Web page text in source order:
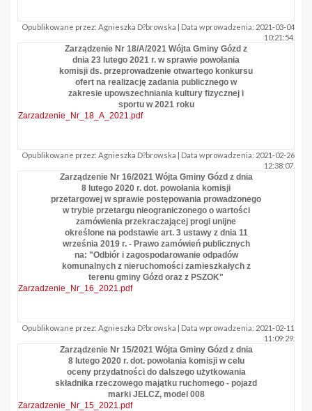
Opublikowane przez: Agnieszka D?browska | Data wprowadzenia: 2021-03-04
10:21:54.
Zarządzenie Nr 18/A/2021 Wójta Gminy Gózd z
dnia 23 lutego 2021 r. w sprawie powołania
komisji ds. przeprowadzenie otwartego konkursu
ofert na realizację zadania publicznego w
zakresie upowszechniania kultury fizycznej i
sportu w 2021 roku
Zarzadzenie_Nr_18_A_2021.pdf
Opublikowane przez: Agnieszka D?browska | Data wprowadzenia: 2021-02-26
12:38:07.
Zarządzenie Nr 16/2021 Wójta Gminy Gózd z dnia
8 lutego 2020 r. dot. powołania komisji
przetargowej w sprawie postępowania prowadzonego
w trybie przetargu nieograniczonego o wartości
zamówienia przekraczającej progi unijne
określone na podstawie art. 3 ustawy z dnia 11
września 2019 r. - Prawo zamówień publicznych
na: "Odbiór i zagospodarowanie odpadów
komunalnych z nieruchomości zamieszkałych z
terenu gminy Gózd oraz z PSZOK"
Zarzadzenie_Nr_16_2021.pdf
Opublikowane przez: Agnieszka D?browska | Data wprowadzenia: 2021-02-11
11:09:29.
Zarządzenie Nr 15/2021 Wójta Gminy Gózd z dnia
8 lutego 2020 r. dot. powołania komisji w celu
oceny przydatności do dalszego użytkowania
składnika rzeczowego majątku ruchomego - pojazd
marki JELCZ, model 008
Zarzadzenie_Nr_15_2021.pdf